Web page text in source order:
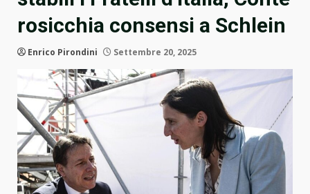
rosicchia consensi a Schlein
Enrico Pirondini Settembre 20, 2025